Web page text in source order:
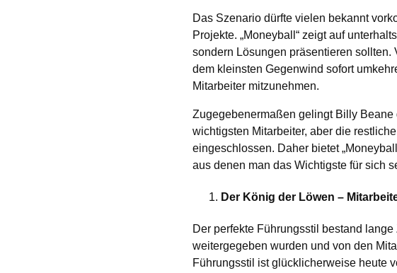
Das Szenario dürfte vielen bekannt
Projekte. „Moneyball“ zeigt auf
sondern Lösungen präsentieren sollten.
dem kleinsten Gegenwind sofort
Mitarbeiter mitzunehmen.
Zugegebenermaßen gelingt Billy
wichtigsten Mitarbeiter, aber die
eingeschlossen. Daher bietet
aus denen man das Wichtigste für sich
Der König der Löwen –
Der perfekte Führungsstil bestand
weitergegeben wurden und von den
Führungsstil ist glücklicherweise heute